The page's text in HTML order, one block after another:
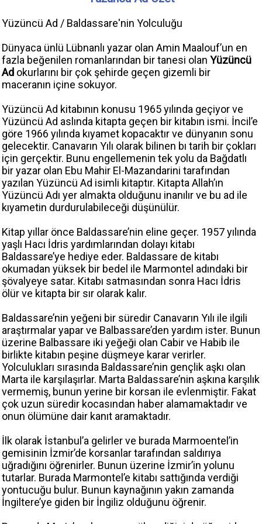
Yüzüncü Ad / Baldassare'nin Yolculuğu
Dünyaca ünlü Lübnanlı yazar olan Amin Maalouf’un en
fazla beğenilen romanlarından bir tanesi olan Yüzüncü
Ad okurlarını bir çok şehirde geçen gizemli bir
maceranın içine sokuyor.
Yüzüncü Ad kitabının konusu 1965 yılında geçiyor ve
Yüzüncü Ad aslında kitapta geçen bir kitabın ismi. İncil’e
göre 1966 yılında kıyamet kopacaktır ve dünyanın sonu
gelecektir. Canavarın Yılı olarak bilinen bı tarih bir çokları
için gerçektir. Bunu engellemenin tek yolu da Bağdatlı
bir yazar olan Ebu Mahir El-Mazandarini tarafından
yazılan Yüzüncü Ad isimli kitaptır. Kitapta Allah’ın
Yüzüncü Adı yer almakta olduğunu inanılır ve bu ad ile
kıyametin durdurulabileceği düşünülür.
Kitap yıllar önce Baldassare’nin eline geçer. 1957 yılında
yaşlı Hacı İdris yardımlarından dolayı kitabı
Baldassare’ye hediye eder. Baldassare de kitabı
okumadan yüksek bir bedel ile Marmontel adındaki bir
şövalyeye satar. Kitabı satmasından sonra Hacı İdris
ölür ve kitapta bir sır olarak kalır.
Baldassare’nin yeğeni bir süredir Canavarın Yılı ile ilgili
araştırmalar yapar ve Balbassare’den yardım ister. Bunun
üzerine Balbassare iki yeğeği olan Cabir ve Habib ile
birlikte kitabın peşine düşmeye karar verirler.
Yolculukları sırasında Baldassare’nin gençlik aşkı olan
Marta ile karşılaşırlar. Marta Baldassare’nin aşkına karşılık
vermemiş, bunun yerine bir korsan ile evlenmiştir. Fakat
çok uzun süredir kocasından haber alamamaktadır ve
onun ölümüne dair kanıt aramaktadır.
İlk olarak İstanbul’a gelirler ve burada Marmoentel’in
gemisinin İzmir’de korsanlar tarafından saldırıya
uğradığını öğrenirler. Bunun üzerine İzmir’in yolunu
tutarlar. Burada Marmontel’e kitabı sattığında verdiği
yontucuğu bulur. Bunun kaynağının yakın zamanda
İngiltere’ye giden bir İngiliz olduğunu öğrenir.